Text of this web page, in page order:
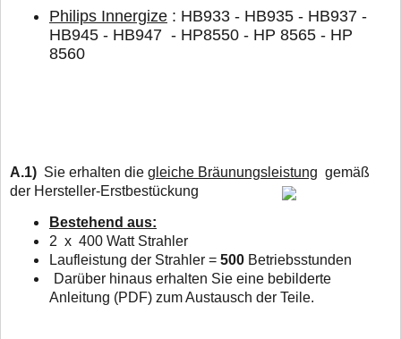
Philips Innergize : HB933 - HB935 - HB937 -
HB945 - HB947 - HP8550 - HP 8565 - HP
8560
A.1) Sie erhalten die gleiche Bräunungsleistung gemäß
der Hersteller-Erstbestückung
Bestehend aus:
2 x 400 Watt Strahler
Laufleistung der Strahler = 500 Betriebsstunden
Darüber hinaus erhalten Sie eine bebilderte
Anleitung (PDF) zum Austausch der Teile.